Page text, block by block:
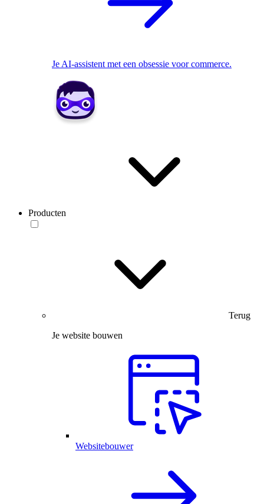
Je AI-assistent met een obsessie voor commerce.
Producten
Terug
Je website bouwen
Websitebouwer